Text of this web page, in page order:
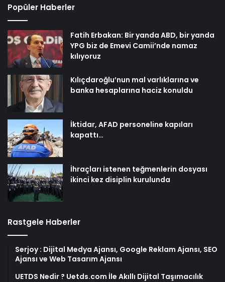
Popüler Haberler
Fatih Erbakan: Bir yanda ABD, bir yanda
YPG biz de Emevi Camii’nde namaz
kılıyoruz
Kılıçdaroğlu’nun mal varlıklarına ve
banka hesaplarına haciz konuldu
İktidar, AFAD personeline kapıları
kapattı…
İhraçları istenen teğmenlerin dosyası
ikinci kez disiplin kurulunda
Rastgele Haberler
Serjoy : Dijital Medya Ajansı, Google Reklam Ajansı, SEO
Ajansı ve Web Tasarım Ajansı
UETDS Nedir ? Uetds.com İle Akıllı Dijital Taşımacılık